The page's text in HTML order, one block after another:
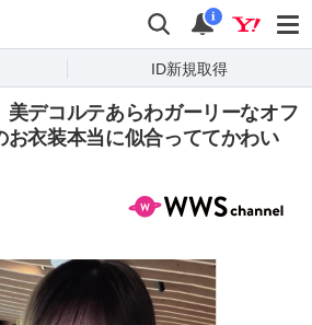
検索 通知
i
ID新規取得
美デコルテあらわガーリーなオフ
お衣装本当に似合っててかわい